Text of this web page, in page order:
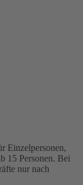
Einzelpersonen,
15 Personen. Bei
nur nach